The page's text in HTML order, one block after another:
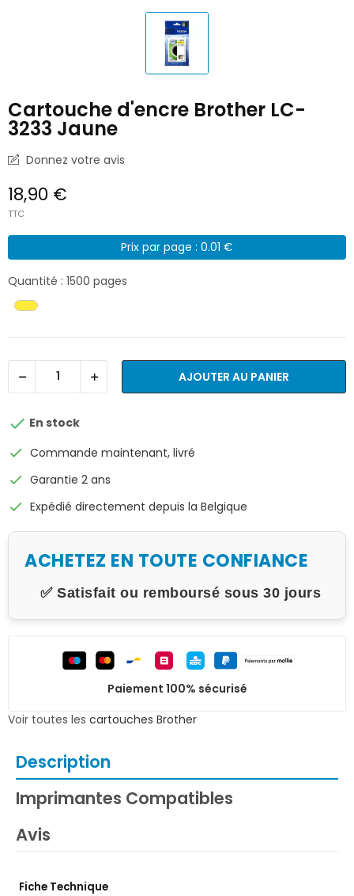
Cartouche d'encre Brother LC-
3233 Jaune
Donnez votre avis
18,90 €
TTC
Prix par page : 0.01 €
Quantité : 1500 pages
AJOUTER AU PANIER
 En stock
check Commande maintenant, livré
check Garantie 2 ans
check Expédié directement depuis la Belgique
ACHETEZ EN TOUTE CONFIANCE
✅ Satisfait ou remboursé sous 30 jours
Paiement 100% sécurisé
Voir toutes les cartouches Brother
Description
Imprimantes Compatibles
Avis
Fiche Technique